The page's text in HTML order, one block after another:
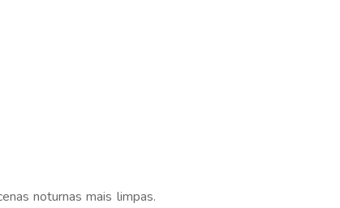
noturnas mais limpas.